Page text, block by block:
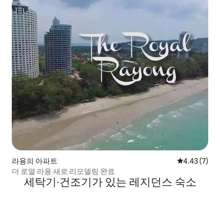
라용의 아파트 평점 4.43점
4.43 (7)
더 로열 라용 새로 리모델링 완료
세탁기∙건조기가 있는 레지던스 숙소